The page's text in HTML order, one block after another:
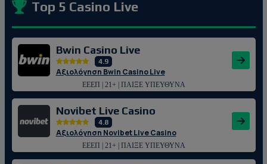
Top 5 Casino Live
Bwin Casino Live
4.9
Αξιολόγηση Bwin Casino Live
ΕΕΕΠ | 21+ | ΠΑΙΞΕ ΥΠΕΥΘΥΝΑ
Novibet Live Casino
4.8
Αξιολόγηση Novibet Live Casino
ΕΕΕΠ | 21+ | ΠΑΙΞΕ ΥΠΕΥΘΥΝΑ